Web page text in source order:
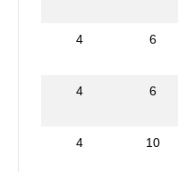
4 6
4 6
4 10